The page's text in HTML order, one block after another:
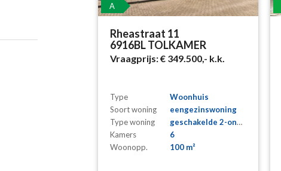
A
Rheastraat 11
6916BL TOLKAMER
Vraagprijs:€ 349.500,- k.k.
Type
Woonhuis
Soort woning
eengezinswoning
Type woning
geschakelde 2-onder-1-kapwoning
Kamers
6
Woonopp.
100 m²